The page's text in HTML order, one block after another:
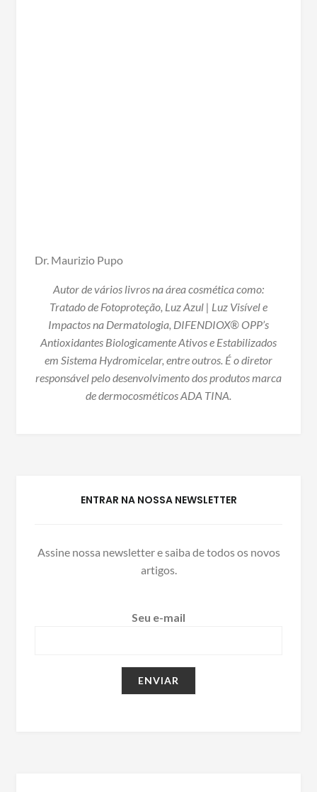
Dr. Maurizio Pupo
Autor de vários livros na área cosmética como:
Tratado de Fotoproteção, Luz Azul | Luz Visível e
Impactos na Dermatologia, DIFENDIOX® OPP’s
Antioxidantes Biologicamente Ativos e Estabilizados
em Sistema Hydromicelar, entre outros. É o diretor
responsável pelo desenvolvimento dos produtos marca
de dermocosméticos ADA TINA.
ENTRAR NA NOSSA NEWSLETTER
Assine nossa newsletter e saiba de todos os novos
artigos.
Seu e-mail